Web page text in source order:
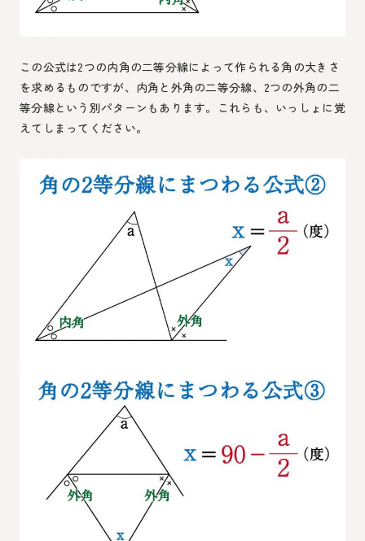
この公式は2つの内角の二等分線によって作られる角の大きさ
を求めるものですが、内角と外角の二等分線、2つの外角の二
等分線という別パターンもあります。これらも、いっしょに覚
えてしまってください。